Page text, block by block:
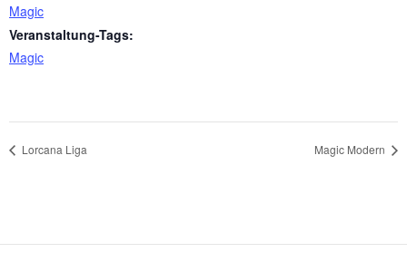
Magic
Veranstaltung-Tags:
Magic
Lorcana Liga Magic Modern